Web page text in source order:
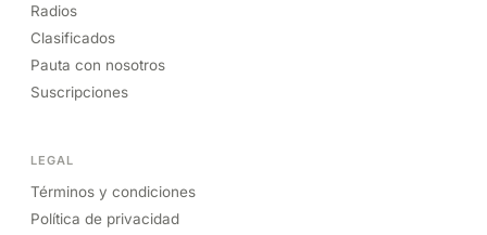
Radios
Clasificados
Pauta con nosotros
Suscripciones
LEGAL
Términos y condiciones
Política de privacidad